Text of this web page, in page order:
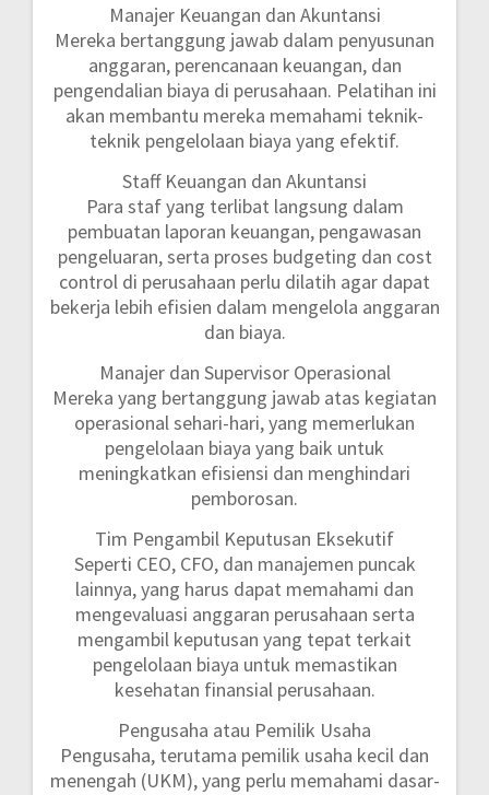
Manajer Keuangan dan Akuntansi
Mereka bertanggung jawab dalam penyusunan
anggaran, perencanaan keuangan, dan
pengendalian biaya di perusahaan. Pelatihan ini
akan membantu mereka memahami teknik-
teknik pengelolaan biaya yang efektif.
Staff Keuangan dan Akuntansi
Para staf yang terlibat langsung dalam
pembuatan laporan keuangan, pengawasan
pengeluaran, serta proses budgeting dan cost
control di perusahaan perlu dilatih agar dapat
bekerja lebih efisien dalam mengelola anggaran
dan biaya.
Manajer dan Supervisor Operasional
Mereka yang bertanggung jawab atas kegiatan
operasional sehari-hari, yang memerlukan
pengelolaan biaya yang baik untuk
meningkatkan efisiensi dan menghindari
pemborosan.
Tim Pengambil Keputusan Eksekutif
Seperti CEO, CFO, dan manajemen puncak
lainnya, yang harus dapat memahami dan
mengevaluasi anggaran perusahaan serta
mengambil keputusan yang tepat terkait
pengelolaan biaya untuk memastikan
kesehatan finansial perusahaan.
Pengusaha atau Pemilik Usaha
Pengusaha, terutama pemilik usaha kecil dan
menengah (UKM), yang perlu memahami dasar-